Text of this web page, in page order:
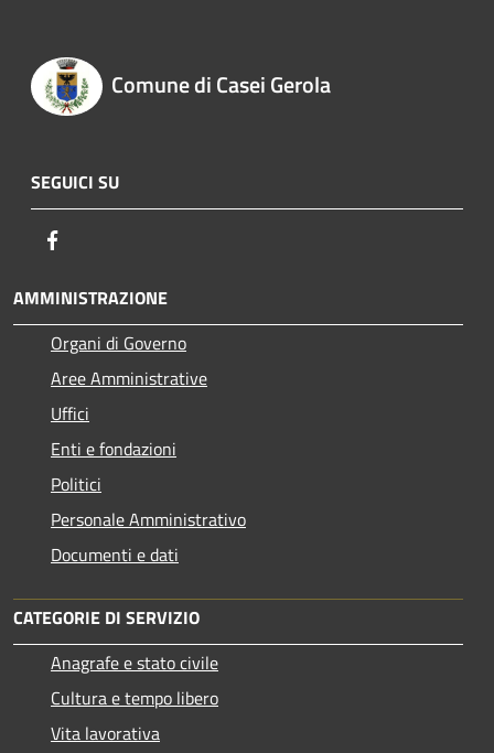
Comune di Casei Gerola
SEGUICI SU
AMMINISTRAZIONE
Organi di Governo
Aree Amministrative
Uffici
Enti e fondazioni
Politici
Personale Amministrativo
Documenti e dati
CATEGORIE DI SERVIZIO
Anagrafe e stato civile
Cultura e tempo libero
Vita lavorativa